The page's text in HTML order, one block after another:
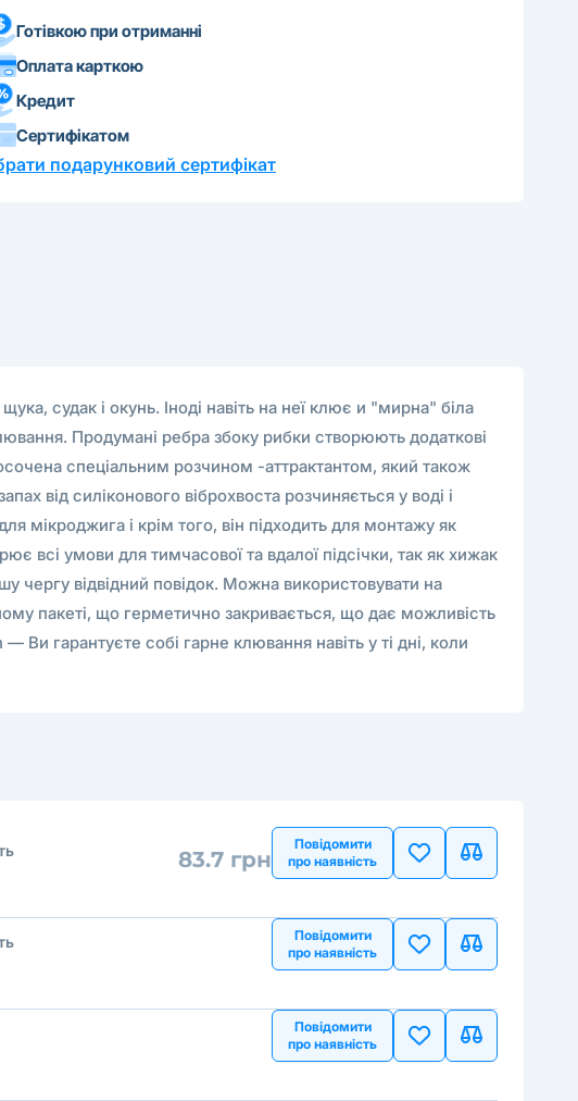
Готівкою при отриманні
Оплата карткою
Кредит
Сертифікатом
подарунковий сертифікат
судак і окунь. Іноді навіть на неї клює и "мирна" біла
Продумані ребра збоку рибки створюють додаткові
спеціальним розчином -аттрактантом, який також
від силіконового віброхвоста розчиняється у воді і
мікроджига і крім того, він підходить для монтажу як
всі умови для тимчасової та вдалої підсічки, так як хижак
чергу відвідний повідок. Можна використовувати на
пакеті, що герметично закривається, що дає можливість
Ви гарантуєте собі гарне клювання навіть у ті дні, коли
83.7 грн
Повідомити
про наявність
Повідомити
про наявність
Повідомити
про наявність